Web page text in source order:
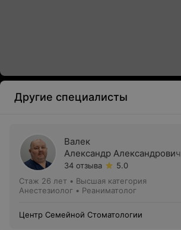
Другие специалисты
Валек
Александр Александрович
34 отзыва
5.0
Стаж 26 лет • Высшая категория
Анестезиолог • Реаниматолог
Центр Семейной Стоматологии